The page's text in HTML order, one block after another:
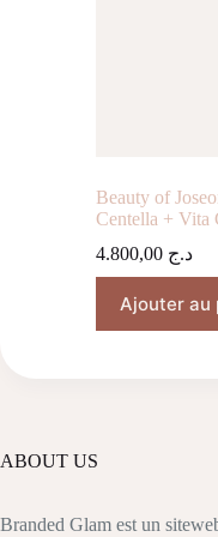
Beauty of
Centella + Vita
د.ج
Ajouter au
ABOUT US
Branded Glam est un